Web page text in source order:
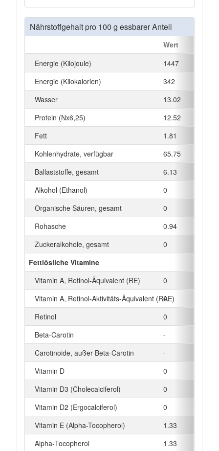
Nährstoffgehalt pro 100 g essbarer Anteil
Wert
Energie (Kilojoule)
1447
Energie (Kilokalorien)
342
Wasser
13.02
Protein (Nx6,25)
12.52
Fett
1.81
Kohlenhydrate, verfügbar
65.75
Ballaststoffe, gesamt
6.13
Alkohol (Ethanol)
0
Organische Säuren, gesamt
0
Rohasche
0.94
Zuckeralkohole, gesamt
0
Fettlösliche Vitamine
Vitamin A, Retinol-Äquivalent (RE)
0
Vitamin A, Retinol-Aktivitäts-Äquivalent (RAE)
0
Retinol
0
Beta‑Carotin
-
Carotinoide, außer Beta-Carotin
-
Vitamin D
0
Vitamin D3 (Cholecalciferol)
0
Vitamin D2 (Ergocalciferol)
0
Vitamin E (Alpha-Tocopherol)
1.33
Alpha‑Tocopherol
1.33